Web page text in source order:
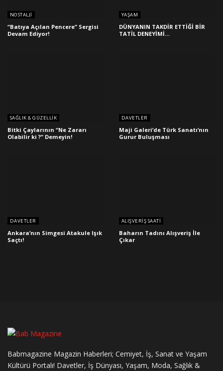
NOSTALJI
“Batıya Açılan Pencere” Sergisi
Devam Ediyor!
YAŞAM
DÜNYANIN TAKDİR ETTİĞİ BİR
TATİL DENEYİMİ…
SAĞLIK & GÜZELLIK
Bitki Çaylarının “Ne Zararı
Olabilir ki ?” Demeyin!
DAVETLER
Maji Galeri’de Türk Sanatı’nın
Gurur Buluşması
DAVETLER
Ankara’nın Simgesi Atakule Işık
Saçtı!
ALIŞVERIŞ SAATI
Baharın Tadını Alışveriş İle
Çıkar
Babmagazine Magazin Haberleri; Cemiyet, İş, Sanat ve Yaşam
Kültürü Portalı! Davetler, İş Dünyası, Yaşam, Moda, Sağlık &